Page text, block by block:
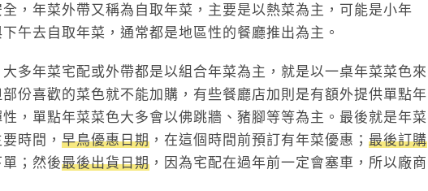
，年菜外帶又稱為自取年菜，主要是以熱菜為主，可能是小年
午去自取年菜，通常都是地區性的餐廳推出為主。
大多年菜宅配或外帶都是以組合年菜為主，就是以一桌年菜菜色來
份喜歡的菜色就不能加購，有些餐廳店加則是有額外提供單點年
，單點年菜菜色大多會以佛跳牆、豬腳等等為主。最後就是年菜
時間， 早鳥優惠日期 ，在這個時間前預訂有年菜優惠； 最後訂購
單；然後最後出貨日期 ，因為宅配在過年前一定會塞車，所以廠商